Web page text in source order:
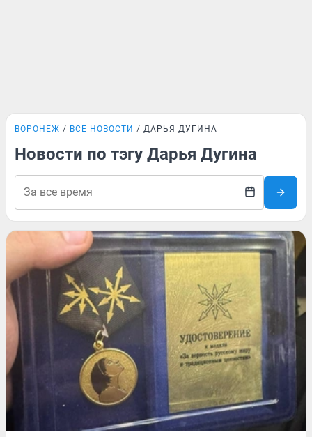
ВОРОНЕЖ ВСЕ НОВОСТИ ДАРЬЯ ДУГИНА
Новости по тэгу Дарья Дугина